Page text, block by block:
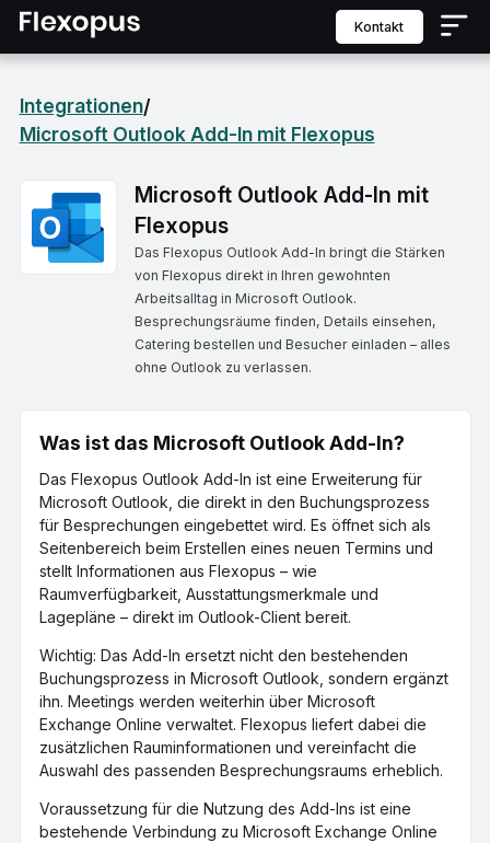
Kontakt
Integrationen/
Microsoft Outlook Add-In mit Flexopus
Microsoft Outlook Add-In mit
Flexopus
Das Flexopus Outlook Add-In bringt die Stärken
von Flexopus direkt in Ihren gewohnten
Arbeitsalltag in Microsoft Outlook.
Besprechungsräume finden, Details einsehen,
Catering bestellen und Besucher einladen – alles
ohne Outlook zu verlassen.
Was ist das Microsoft Outlook Add-In?
Das Flexopus Outlook Add-In ist eine Erweiterung für
Microsoft Outlook, die direkt in den Buchungsprozess
für Besprechungen eingebettet wird. Es öffnet sich als
Seitenbereich beim Erstellen eines neuen Termins und
stellt Informationen aus Flexopus – wie
Raumverfügbarkeit, Ausstattungsmerkmale und
Lagepläne – direkt im Outlook-Client bereit.
Wichtig: Das Add-In ersetzt nicht den bestehenden
Buchungsprozess in Microsoft Outlook, sondern ergänzt
ihn. Meetings werden weiterhin über Microsoft
Exchange Online verwaltet. Flexopus liefert dabei die
zusätzlichen Rauminformationen und vereinfacht die
Auswahl des passenden Besprechungsraums erheblich.
Voraussetzung für die Nutzung des Add-Ins ist eine
bestehende Verbindung zu Microsoft Exchange Online